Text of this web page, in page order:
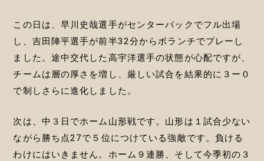
この日は、早川史哉選手がセンターバックでフル出場
し、吉田陣平選手が前半32分からボランチでプレーし
ました。途中交代した高宇洋選手の状態が心配ですが、
チームは層の厚さを増し、厳しい試合を結果的に３ー０
で制しさらに進化しました。
次は、中３日でホーム山形戦です。山形は１試合少ない
ながら勝ち点27で５位につけている強敵です。負ける
わけにはいきません。ホーム９連勝、そして今季初の３